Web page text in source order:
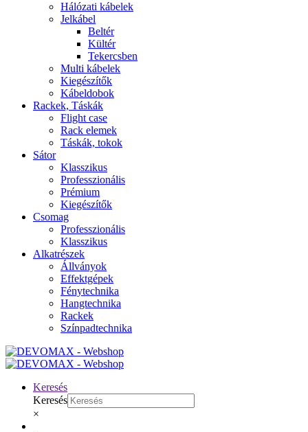
Hálózati kábelek
Jelkábel
Beltér
Kültér
Tekercsben
Multi kábelek
Kiegészítők
Kábeldobok
Rackek, Táskák
Flight case
Rack elemek
Táskák, tokok
Sátor
Klasszikus
Professzionális
Prémium
Kiegészítők
Csomag
Professzionális
Klasszikus
Alkatrészek
Állványok
Effektgépek
Fénytechnika
Hangtechnika
Rackek
Színpadtechnika
Keresés
Keresés
×